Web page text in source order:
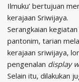
Ilmuku’ bertujuan
kerajaan Sriwijaya.
Serangkaian
pantonim, tarian
kerajaan sriwijaya,
pengenalan display
Selain itu, dilakukan